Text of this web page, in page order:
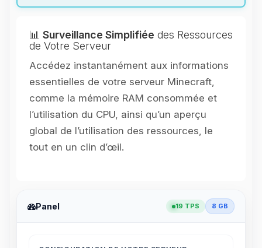
📊 Surveillance Simplifiée des Ressources
de Votre Serveur
Accédez instantanément aux informations
essentielles de votre serveur Minecraft,
comme la mémoire RAM consommée et
l’utilisation du CPU, ainsi qu’un aperçu
global de l’utilisation des ressources, le
tout en un clin d’œil.
Panel 19 TPS 8 GB